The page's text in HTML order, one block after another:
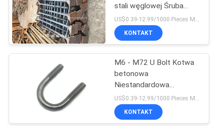
NAS
WYCIECZKA
FABRYCE
KONTROLA
Mocowanie śrub
kotwiących
36
stali węglowej Śruba
kotwiąca gruntowa Śruba
kotwiąca fundamentowa
US$0.39-12.99/1000 Pieces MOQ:1 / tonę
KONTAKT
M6 - M72 U Bolt Kotwa
betonowa
Niestandardowa
cynkowa Hdg Czarny
kolor
KONTAKT